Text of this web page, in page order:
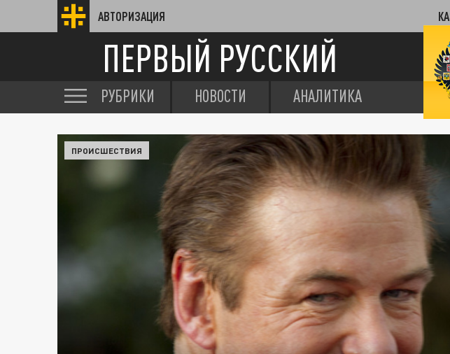
АВТОРИЗАЦИЯ
ПЕРВЫЙ РУССКИЙ
РУБРИКИ НОВОСТИ АНАЛИТИКА
ПРОИСШЕСТВИЯ